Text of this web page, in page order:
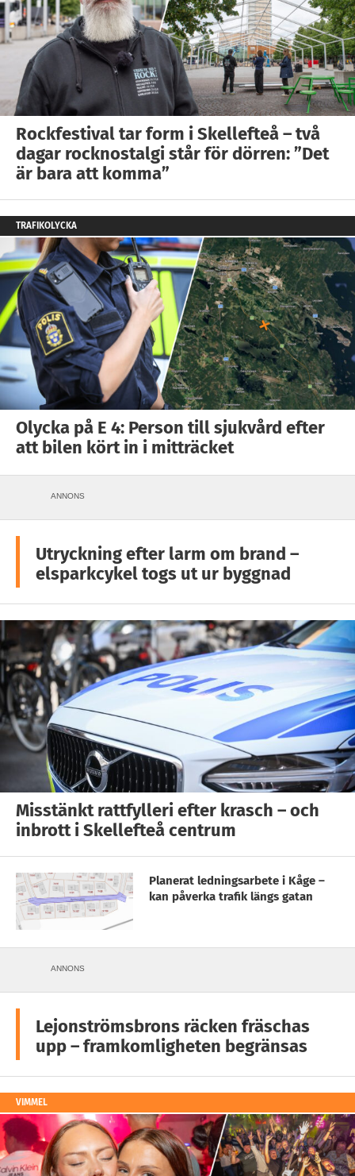
Rockfestival tar form i Skellefteå – två
dagar rocknostalgi står för dörren: ”Det
är bara att komma”
TRAFIKOLYCKA
Olycka på E 4: Person till sjukvård efter
att bilen kört in i mitträcket
ANNONS
Utryckning efter larm om brand –
elsparkcykel togs ut ur byggnad
Misstänkt rattfylleri efter krasch – och
inbrott i Skellefteå centrum
Planerat ledningsarbete i Kåge –
kan påverka trafik längs gatan
ANNONS
Lejonströmsbrons räcken fräschas
upp – framkomligheten begränsas
VIMMEL